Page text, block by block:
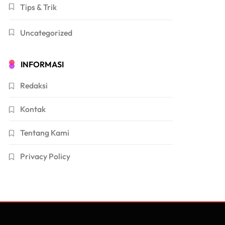
Tips & Trik
Uncategorized
INFORMASI
Redaksi
Kontak
Tentang Kami
Privacy Policy